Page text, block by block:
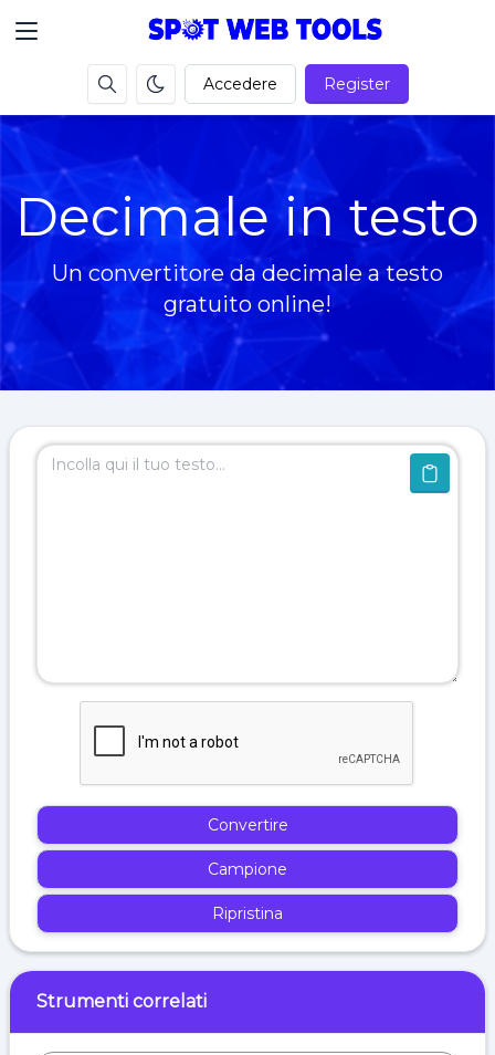
Accedere Register
Decimale in testo
Un convertitore da decimale a testo
gratuito online!
Convertire
Campione
Ripristina
Strumenti correlati